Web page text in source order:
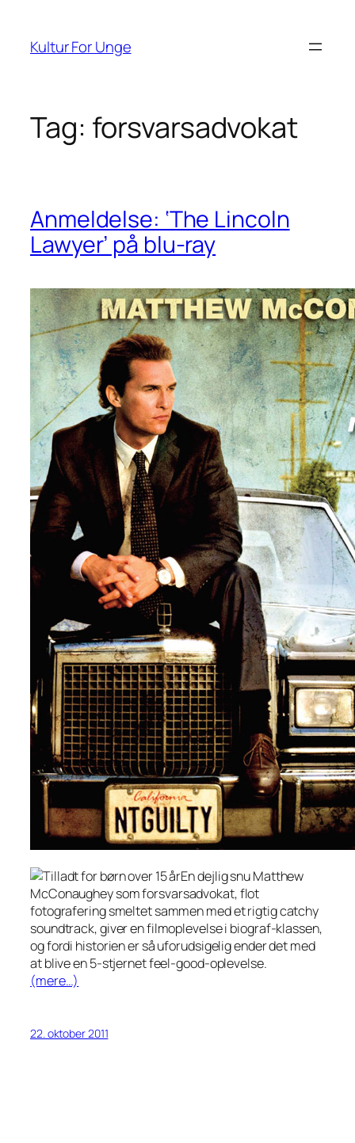
indhold
Kultur For Unge
Tag: forsvarsadvokat
Anmeldelse: ‘The Lincoln
Lawyer’ på blu-ray
En dejlig snu Matthew
McConaughey som forsvarsadvokat, flot
fotografering smeltet sammen med et rigtig catchy
soundtrack, giver en filmoplevelse i biograf-klassen,
og fordi historien er så uforudsigelig ender det med
at blive en 5-stjernet feel-good-oplevelse.
(mere…)
22. oktober 2011